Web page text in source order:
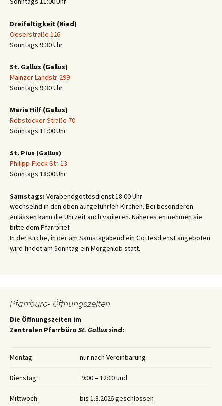
Dreifaltigkeit (Nied)
Oeserstraße 126
Sonntags 9:30 Uhr
St. Gallus (Gallus)
Mainzer Landstr. 299
Sonntags 9:30 Uhr
Maria Hilf (Gallus)
Rebstöcker Straße 70
Sonntags 11:00 Uhr
St. Pius (Gallus)
Philipp-Fleck-Str. 13
Sonntags 18:00 Uhr
Samstags: Vorabendgottesdienst 18:00 Uhr
wechselnd in den oben aufgeführten Kirchen. Bei besonderen
Anlässen kann die Uhrzeit auch variieren. Näheres entnehmen sie
bitte dem Pfarrbrief.
In der Kirche, in der am Samstagabend ein Gottesdienst angeboten
wird findet am Sonntag ein Morgenlob statt.
Pfarrbüro- Öffnungszeiten
Die Öffnungszeiten im
Zentralen Pfarrbüro St. Gallus sind:
Montag: nur nach Vereinbarung
Dienstag: 9:00 – 12:00 und
Mittwoch: bis 1.8.2026 geschlossen